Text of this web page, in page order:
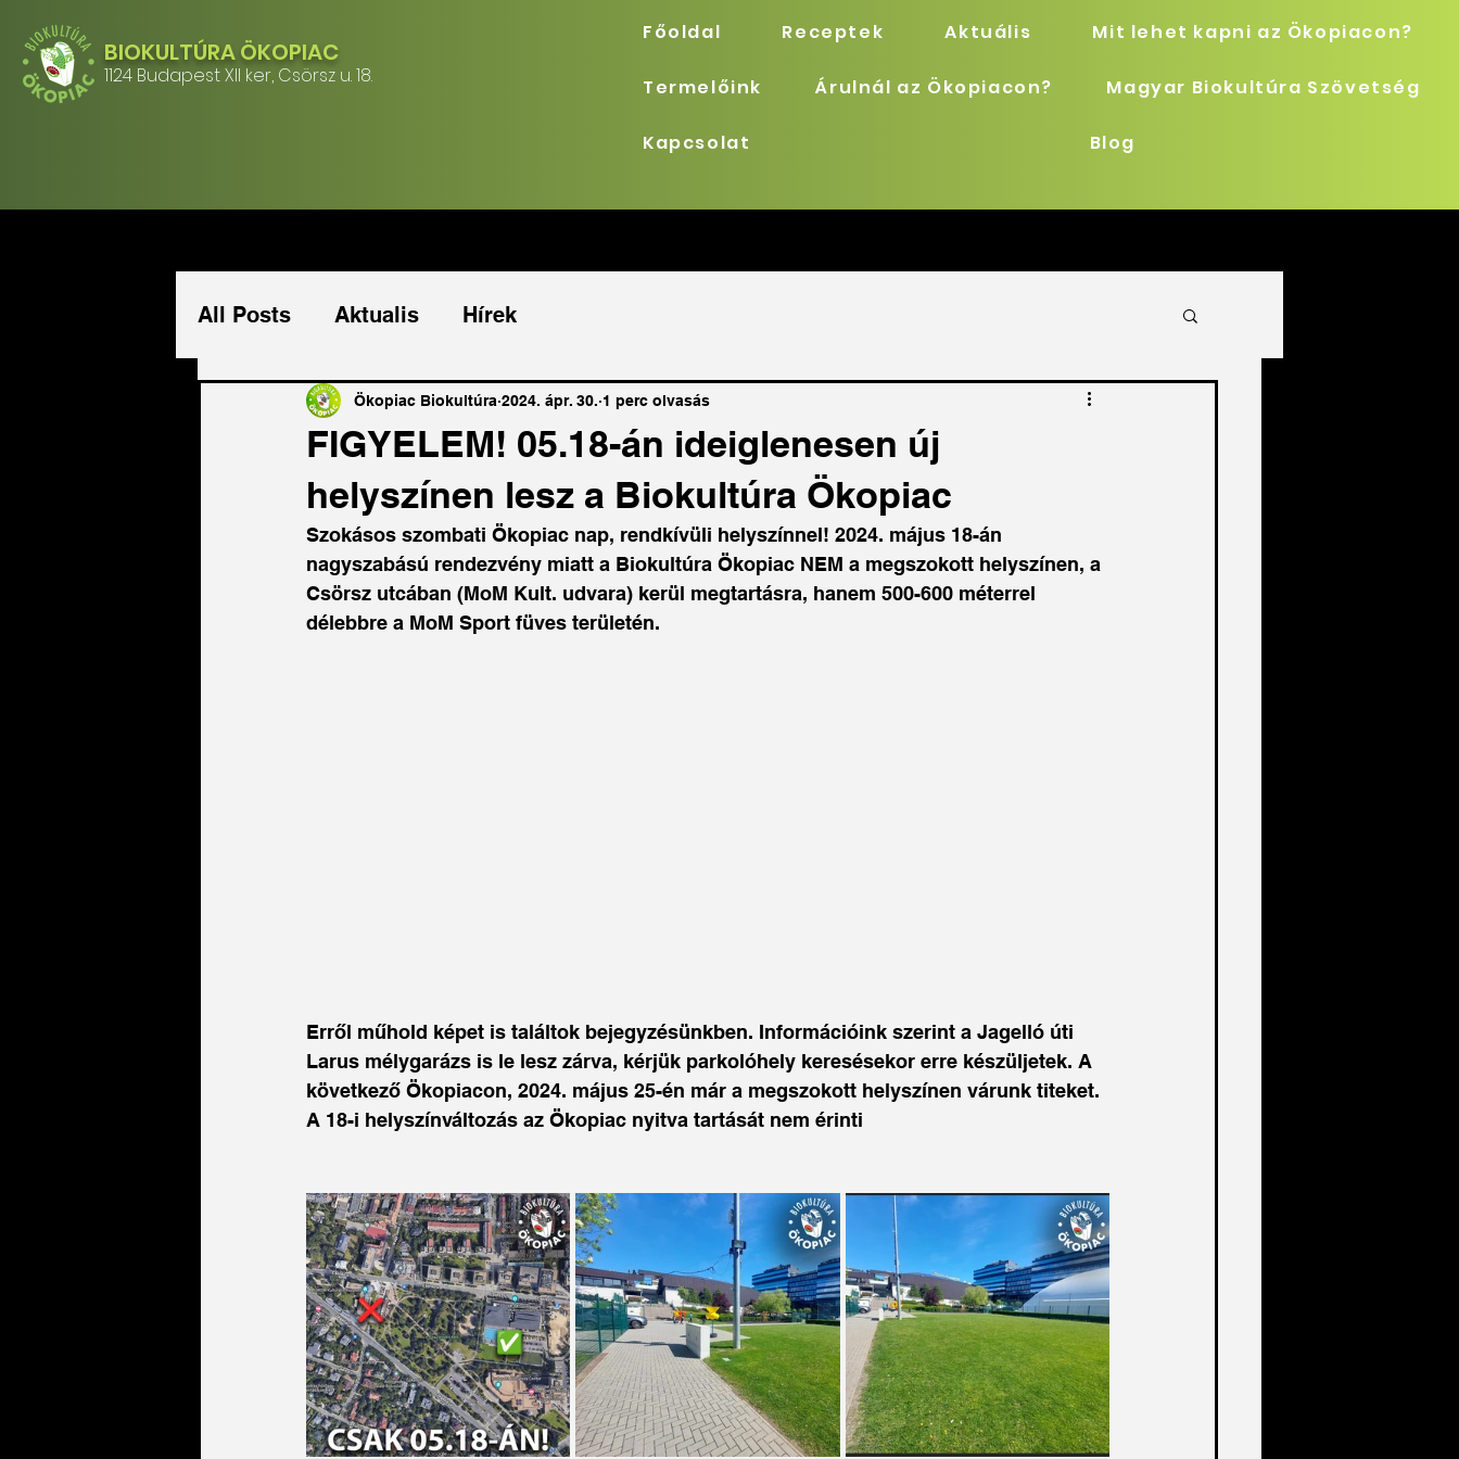
BIOKULTÚRA ÖKOPIAC
1124 Budapest XII ker, Csörsz u. 18.
Főoldal Receptek Aktuális Mit lehet kapni az Ökopiacon?
Termelőink Árulnál az Ökopiacon? Magyar Biokultúra Szövetség
Kapcsolat Blog
All Posts Aktualis Hírek
FIGYELEM! 05.18-án ideiglenesen új
helyszínen lesz a Biokultúra Ökopiac
Ökopiac Biokultúra 2024. ápr. 30. 1 perc olvasás
Szokásos szombati Ökopiac nap, rendkívüli helyszínnel! 2024. május 18-án
nagyszabású rendezvény miatt a Biokultúra Ökopiac NEM a megszokott helyszínen, a
Csörsz utcában (MoM Kult. udvara) kerül megtartásra, hanem 500-600 méterrel
délebbre a MoM Sport füves területén.
Erről műhold képet is találtok bejegyzésünkben. Információink szerint a Jagelló úti
Larus mélygarázs is le lesz zárva, kérjük parkolóhely keresésekor erre készüljetek. A
következő Ökopiacon, 2024. május 25-én már a megszokott helyszínen várunk titeket.
A 18-i helyszínváltozás az Ökopiac nyitva tartását nem érinti